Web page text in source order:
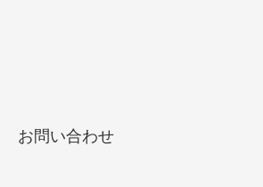
お問い合わせ